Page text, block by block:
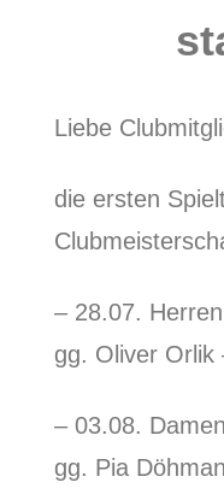
Liebe
die ersten
– 28.07.
gg. Oliver Orlik
– 03.08.
gg. Pia